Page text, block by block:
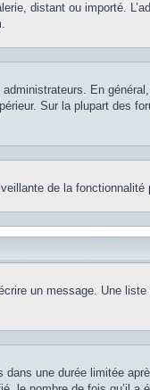
distant ou importé.
En
Sur la plupart des
de la fonctionnalité
un message. Une
une durée limitée